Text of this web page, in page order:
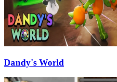
Dandy's World